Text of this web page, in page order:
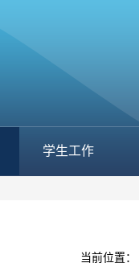
学生工作
当前位置：